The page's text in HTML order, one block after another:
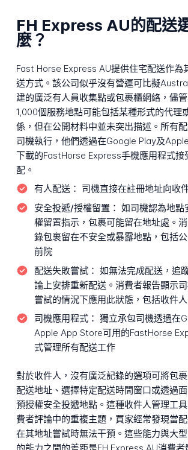
FH Express AU的配送
麼？
Fast Horse Express AU提供住宅配送作為
送方式。該公司似乎沒有營運可比擬
建的廣泛有人員收集點或包裹櫃網絡，儘
1,000個服務地點可能包括某種形式的代理
係，但在公開材料中並未突出描述。所有
司機執行，他們透過在Google Play及
下載的FastHorse Express手機應用程式接
配。
有人配送： 司機直接在註冊地址向收
安全投遞/授權留置： 如司機認為地點
權留置指示，包裹可能留在地址處。
錄包裹留在不安全或暴露地點，包括
前院
配送失敗嘗試： 如無法完成配送，追
論上安排重新配送。消費者報告顯示
嘗試的情況下應用此狀態，包括收件
司機應用程式： 獨立承包司機透過在
Apple App Store可用的FastHorse
式管理所有配送工作
對於收件人，沒有廣泛記錄的選項可將包
配送地址、選擇特定配送時間窗口或透過
預授權安全投遞地點。這種收件人管理工
費者評論中的重複主題，買家經常發現當
在其地址嘗試時無法干預。這些能力與大